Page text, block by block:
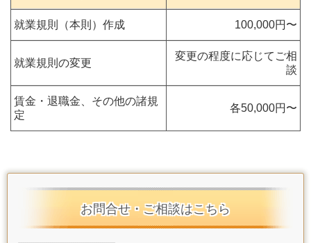
就業規則（本則）作成 100,000円〜
就業規則の変更
変更の程度に応じてご相
談
賃金・退職金、その他の諸規
定
各50,000円〜
お問合せ・ご相談はこちら